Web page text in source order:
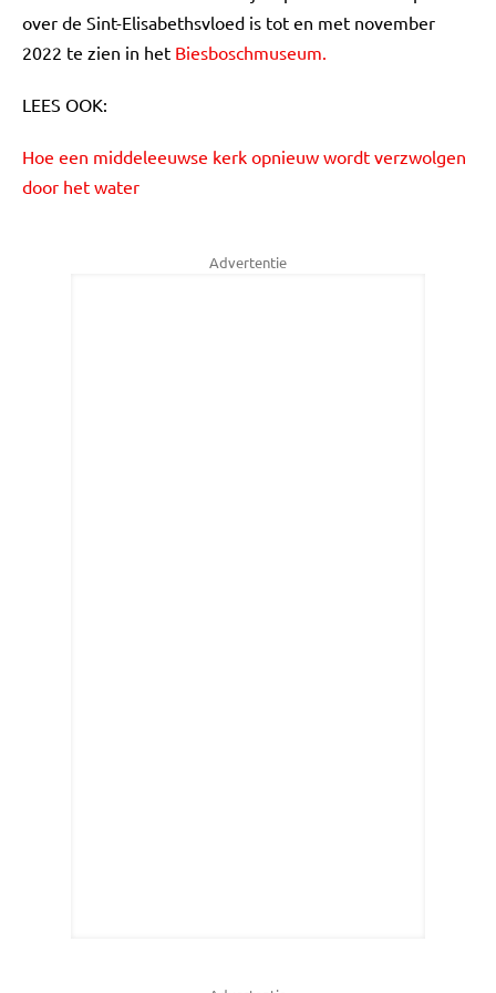
over de Sint-Elisabethsvloed is tot en met november
2022 te zien in het Biesboschmuseum.
LEES OOK:
Hoe een middeleeuwse kerk opnieuw wordt verzwolgen
door het water
Advertentie